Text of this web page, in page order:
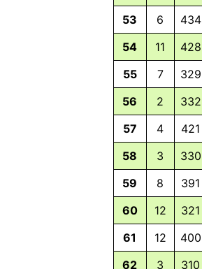
53
6 434
54
11 428
55
7 329
56
2 332
57
4 421
58
3 330
59
8 391
60
12 321
61
12 400
62
3 310